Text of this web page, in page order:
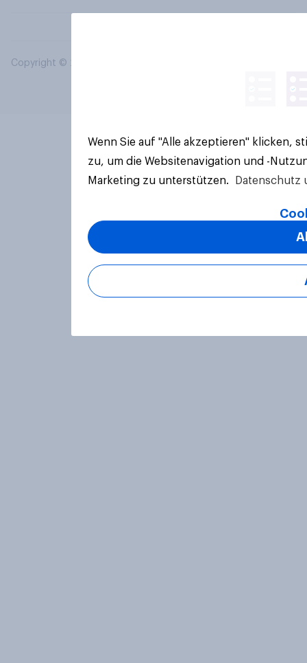
Copyright © 2026 YouGov PLC. Alle Rechte vorbehalten.
Wenn Sie auf "Alle akzeptieren" klicken,
zu, um die Websitenavigation und -
Marketing zu unterstützen.
Datenschutz